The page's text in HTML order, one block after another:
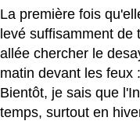
La première fois
levé suffisamment de
allée chercher le
matin devant les feux
Bientôt, je sais que
temps, surtout en